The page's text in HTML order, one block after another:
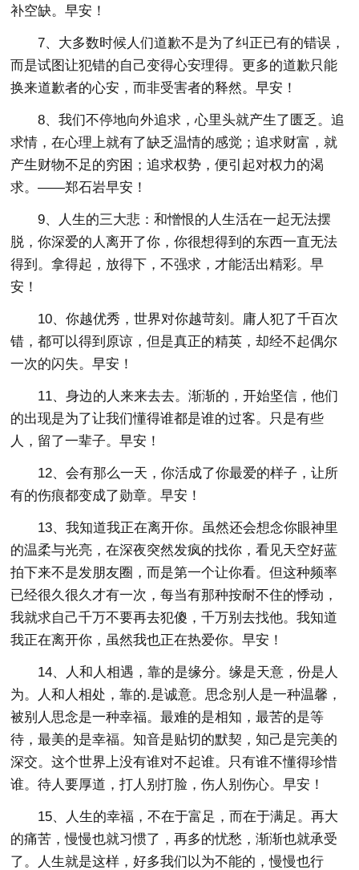
补空缺。早安！
7、大多数时候人们道歉不是为了纠正已有的错误，
而是试图让犯错的自己变得心安理得。更多的道歉只能
换来道歉者的心安，而非受害者的释然。早安！
8、我们不停地向外追求，心里头就产生了匮乏。追
求情，在心理上就有了缺乏温情的感觉；追求财富，就
产生财物不足的穷困；追求权势，便引起对权力的渴
求。——郑石岩早安！
9、人生的三大悲：和憎恨的人生活在一起无法摆
脱，你深爱的人离开了你，你很想得到的东西一直无法
得到。拿得起，放得下，不强求，才能活出精彩。早
安！
10、你越优秀，世界对你越苛刻。庸人犯了千百次
错，都可以得到原谅，但是真正的精英，却经不起偶尔
一次的闪失。早安！
11、身边的人来来去去。渐渐的，开始坚信，他们
的出现是为了让我们懂得谁都是谁的过客。只是有些
人，留了一辈子。早安！
12、会有那么一天，你活成了你最爱的样子，让所
有的伤痕都变成了勋章。早安！
13、我知道我正在离开你。虽然还会想念你眼神里
的温柔与光亮，在深夜突然发疯的找你，看见天空好蓝
拍下来不是发朋友圈，而是第一个让你看。但这种频率
已经很久很久才有一次，每当有那种按耐不住的悸动，
我就求自己千万不要再去犯傻，千万别去找他。我知道
我正在离开你，虽然我也正在热爱你。早安！
14、人和人相遇，靠的是缘分。缘是天意，份是人
为。人和人相处，靠的.是诚意。思念别人是一种温馨，
被别人思念是一种幸福。最难的是相知，最苦的是等
待，最美的是幸福。知音是贴切的默契，知己是完美的
深交。这个世界上没有谁对不起谁。只有谁不懂得珍惜
谁。待人要厚道，打人别打脸，伤人别伤心。早安！
15、人生的幸福，不在于富足，而在于满足。再大
的痛苦，慢慢也就习惯了，再多的忧愁，渐渐也就承受
了。人生就是这样，好多我们以为不能的，慢慢也行